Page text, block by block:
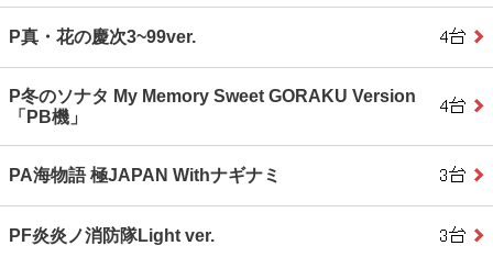
P真・花の慶次3~99ver.
P冬のソナタ My Memory Sweet GORAKU Version
「PB機」
PA海物語 極JAPAN Withナギナミ
PF炎炎ノ消防隊Light ver.